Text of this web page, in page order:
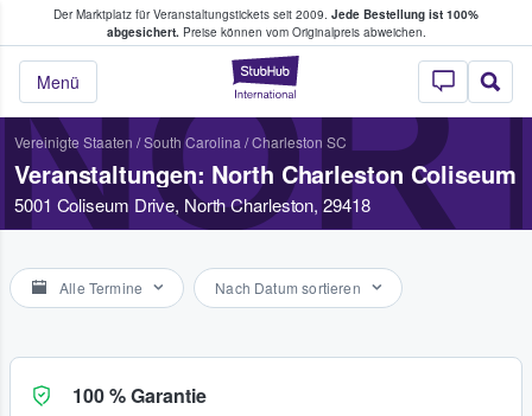
Der Marktplatz für Veranstaltungstickets seit 2009. Jede Bestellung ist 100%
abgesichert.Preise können vom Originalpreis abweichen.
StubHub - Wo
Menü
Tickets kaufen & verkaufen
Vereinigte Staaten /South Carolina /Charleston SC
Veranstaltungen: North Charleston Coliseum
5001 Coliseum Drive, North Charleston, 29418
Alle Termine Nach Datum sortieren
100 % Garantie